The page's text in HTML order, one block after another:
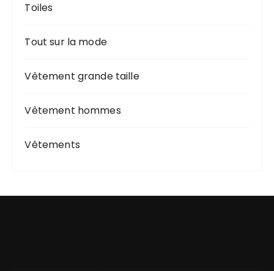
Toiles
Tout sur la mode
Vêtement grande taille
Vêtement hommes
Vêtements